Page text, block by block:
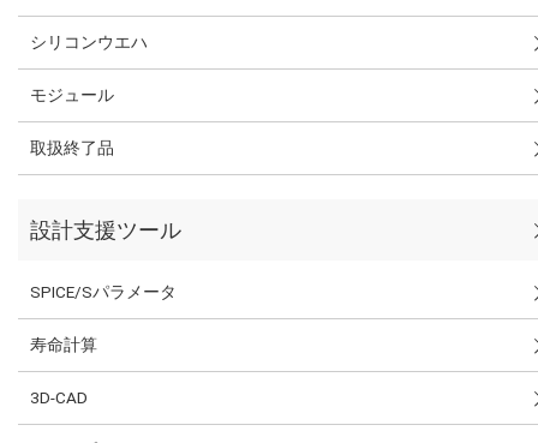
シリコンウエハ
モジュール
取扱終了品
設計支援ツール
SPICE/Sパラメータ
寿命計算
3D-CAD